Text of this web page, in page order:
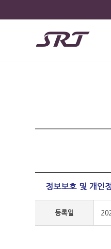
정보보호 및 개인
등록일